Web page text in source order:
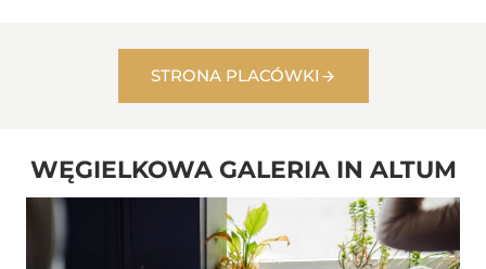
STRONA PLACÓWKI
WĘGIELKOWA GALERIA IN ALTUM